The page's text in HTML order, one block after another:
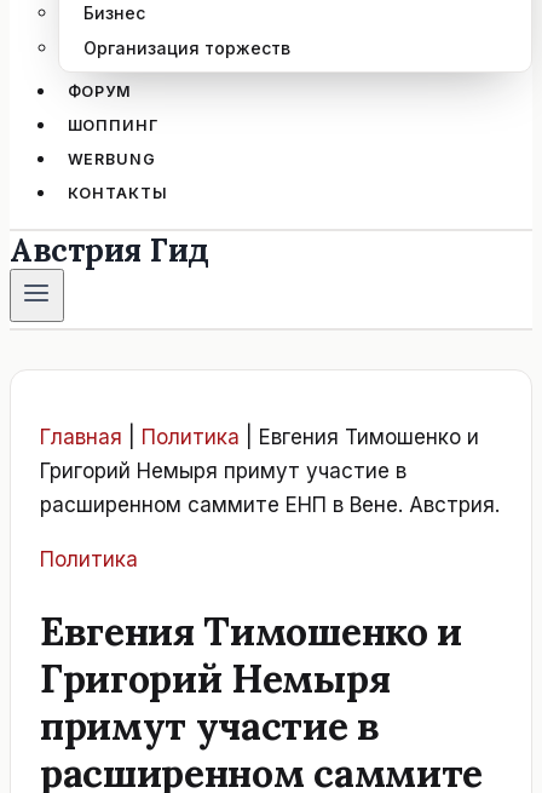
Бизнес
Организация торжеств
ФОРУМ
ШОППИНГ
WERBUNG
КОНТАКТЫ
Австрия Гид
Главная Политика
Евгения Тимошенко и
Григорий Немыря примут участие в
расширенном саммите ЕНП в Вене. Австрия.
Политика
Евгения Тимошенко и
Григорий Немыря
примут участие в
расширенном саммите